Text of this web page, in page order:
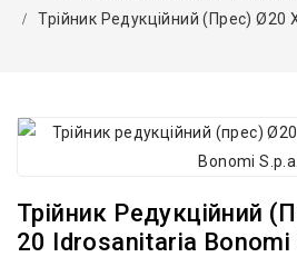
Трійник Редукційний (прес)
Трійник Редукційний
20 Idrosanitaria Bonomi